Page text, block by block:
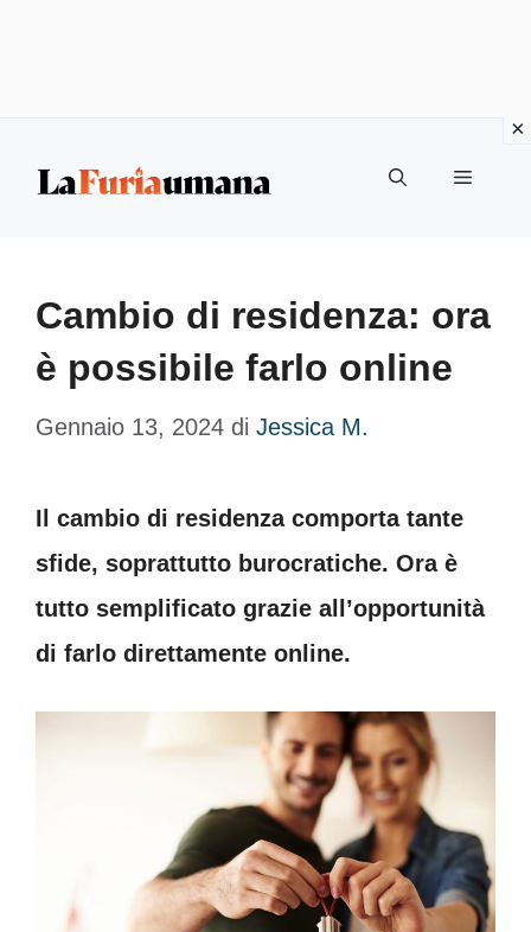
Menu
Cambio di residenza: ora
è possibile farlo online
Gennaio 13, 2024 di Jessica M.
Il cambio di residenza comporta tante
sfide, soprattutto burocratiche. Ora è
tutto semplificato grazie all’opportunità
di farlo direttamente online.